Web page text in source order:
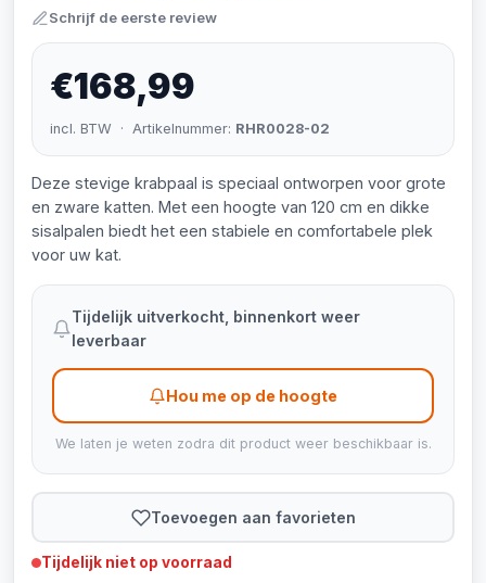
Schrijf de eerste review
€168,99
incl. BTW · Artikelnummer: RHR0028-02
Deze stevige krabpaal is speciaal ontworpen voor grote
en zware katten. Met een hoogte van 120 cm en dikke
sisalpalen biedt het een stabiele en comfortabele plek
voor uw kat.
Tijdelijk uitverkocht, binnenkort weer
leverbaar
Hou me op de hoogte
We laten je weten zodra dit product weer beschikbaar is.
Toevoegen aan favorieten
Tijdelijk niet op voorraad